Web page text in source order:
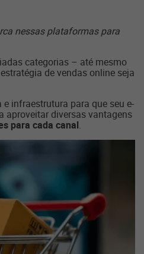
nessas plataformas para
categorias – até mesmo
de vendas online seja
infraestrutura para que seu e-
aproveitar diversas vantagens
para cada canal.